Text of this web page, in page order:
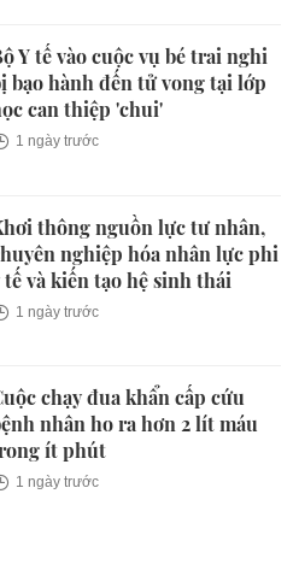
Y tế vào cuộc vụ bé trai nghi
bạo hành đến tử vong tại lớp
can thiệp 'chui'
1 ngày trước
thông nguồn lực tư nhân,
nghiệp hóa nhân lực phi
tế và kiến tạo hệ sinh thái
1 ngày trước
chạy đua khẩn cấp cứu
nhân ho ra hơn 2 lít máu
ít phút
1 ngày trước